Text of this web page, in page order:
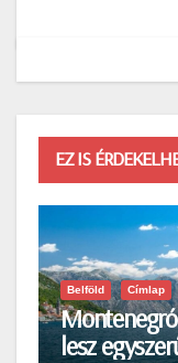
EZ IS
Belföld Címlap
lesz